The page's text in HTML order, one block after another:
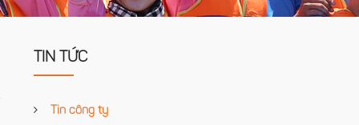
TIN TỨC
Tin công ty